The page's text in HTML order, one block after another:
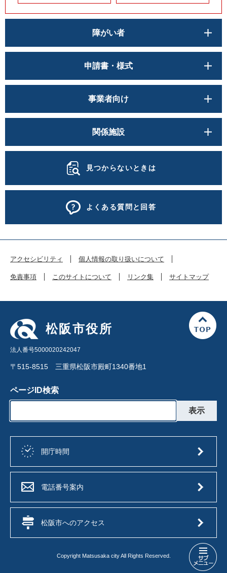
障
障がい者
申請書・様式
事業者向け
関係施設
見つからないときは
よくある質問と回答
アクセシビリティ 個人情報の取り扱いについて
免責事項 このサイトについて リンク集 サイトマップ
松阪市役所
法人番号5000020242047
〒515-8515 三重県松阪市殿町1340番地1
ページID検索
開庁時間
電話番号案内
松阪市へのアクセス
Copyright Matsusaka city All Rights Reserved.